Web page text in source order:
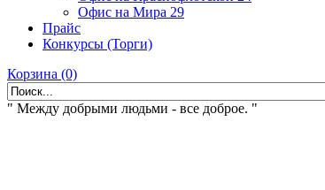
Офис на Мира 29
Прайс
Конкурсы (Торги)
Корзина (0)
" Между добрыми людьми - все доброе. "